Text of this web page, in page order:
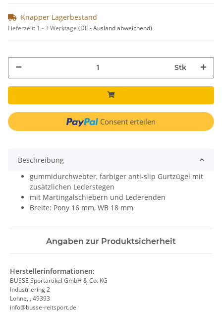
Knapper Lagerbestand
Lieferzeit: 1 - 3 Werktage (DE - Ausland abweichend)
Stk
Consent erteilen
Beschreibung
gummidurchwebter, farbiger anti-slip Gurtzügel mit
zusätzlichen Lederstegen
mit Martingalschiebern und Lederenden
Breite: Pony 16 mm, WB 18 mm
Angaben zur Produktsicherheit
Herstellerinformationen:
BUSSE Sportartikel GmbH & Co. KG
Industriering 2
Lohne, , 49393
info@busse-reitsport.de